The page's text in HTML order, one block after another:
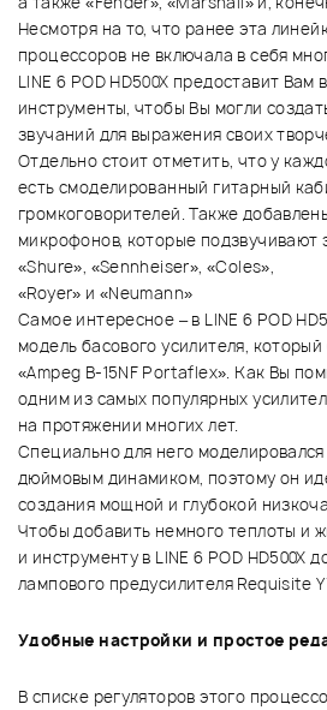
Несмотря на то, что ранее эта
процессоров не включала в себя
LINE 6 POD HD500X предоставит
инструменты, чтобы Вы могли
звучаний для выражения своих
Отдельно стоит отметить, что у
есть смоделированный гитарный
громкоговорителей. Также
микрофонов, которые подзвучивают
«Shure», «Sennheiser», «Coles»,
«Royer» и «Neumann»
Самое интересное – в LINE 6 POD
модель басового усилителя,
«Ampeg B-15NF Portafleх». Как Вы
одним из самых популярных
на протяжении многих лет.
Специально для него моделировался
дюймовым динамиком, поэтому он
создания мощной и глубокой
Чтобы добавить немного теплоты и
и инструменту в LINE 6 POD HD500X
лампового предусилителя Requisite
Удобные настройки и простое
В списке регуляторов этого